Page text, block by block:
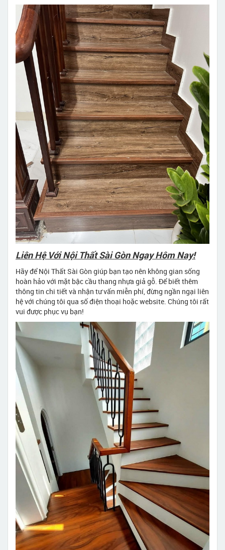
Liên Hệ Với Nội Thất Sài Gòn Ngay Hôm Nay!
Hãy để Nội Thất Sài Gòn giúp bạn tạo nên không gian sống
hoàn hảo với mặt bậc cầu thang nhựa giả gỗ. Để biết thêm
thông tin chi tiết và nhận tư vấn miễn phí, đừng ngần ngại liên
hệ với chúng tôi qua số điện thoại hoặc website. Chúng tôi rất
vui được phục vụ bạn!